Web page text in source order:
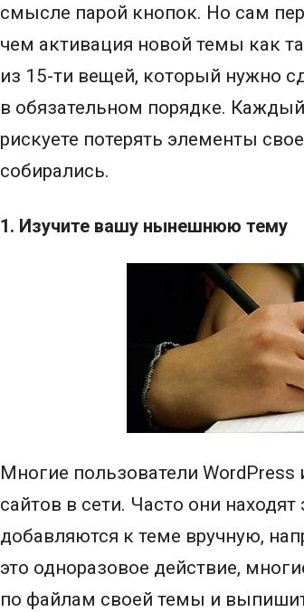
смысле парой кнопок. Но сам
чем активация новой темы как
из 15-ти вещей, который нужно
в обязательном порядке.
рискуете потерять элементы
собирались.
1. Изучите вашу нынешнюю тему
Многие пользователи
сайтов в сети. Часто они
добавляются к теме вручную,
это одноразовое действие,
по файлам своей темы и